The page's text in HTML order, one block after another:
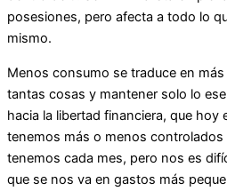
posesiones, pero afecta a todo lo
mismo.
Menos consumo se traduce en
tantas cosas y mantener solo lo
hacia la libertad financiera, que hoy
tenemos más o menos
tenemos cada mes, pero nos es
que se nos va en gastos más